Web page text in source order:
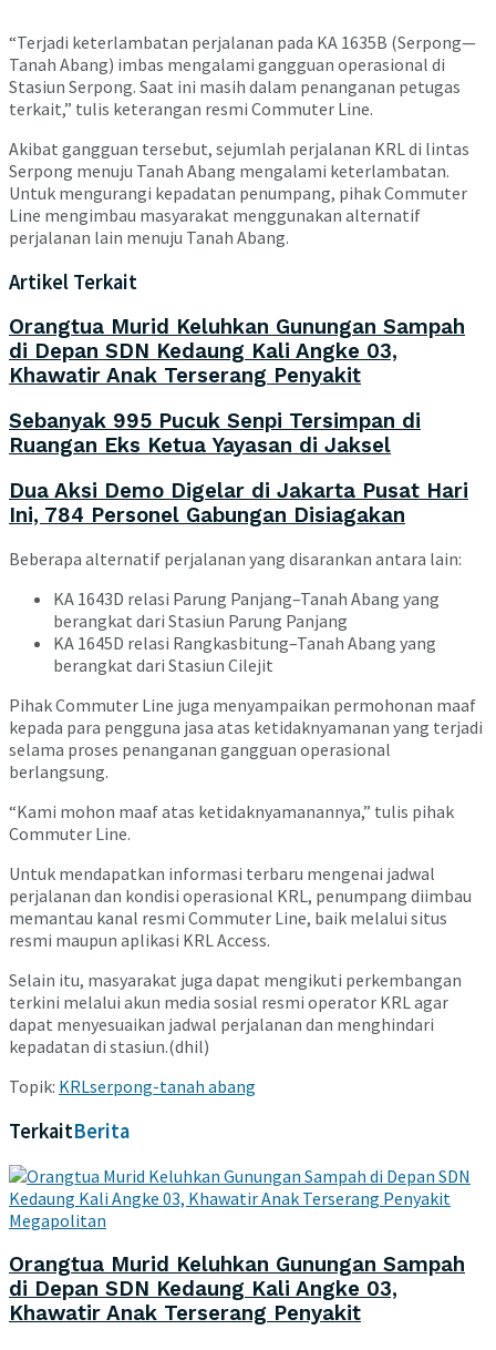
“Terjadi keterlambatan perjalanan pada KA 1635B (Serpong—
Tanah Abang) imbas mengalami gangguan operasional di
Stasiun Serpong. Saat ini masih dalam penanganan petugas
terkait,” tulis keterangan resmi Commuter Line.
Akibat gangguan tersebut, sejumlah perjalanan KRL di lintas
Serpong menuju Tanah Abang mengalami keterlambatan.
Untuk mengurangi kepadatan penumpang, pihak Commuter
Line mengimbau masyarakat menggunakan alternatif
perjalanan lain menuju Tanah Abang.
Artikel Terkait
Orangtua Murid Keluhkan Gunungan Sampah
di Depan SDN Kedaung Kali Angke 03,
Khawatir Anak Terserang Penyakit
Sebanyak 995 Pucuk Senpi Tersimpan di
Ruangan Eks Ketua Yayasan di Jaksel
Dua Aksi Demo Digelar di Jakarta Pusat Hari
Ini, 784 Personel Gabungan Disiagakan
Beberapa alternatif perjalanan yang disarankan antara lain:
KA 1643D relasi Parung Panjang–Tanah Abang yang
berangkat dari Stasiun Parung Panjang
KA 1645D relasi Rangkasbitung–Tanah Abang yang
berangkat dari Stasiun Cilejit
Pihak Commuter Line juga menyampaikan permohonan maaf
kepada para pengguna jasa atas ketidaknyamanan yang terjadi
selama proses penanganan gangguan operasional
berlangsung.
“Kami mohon maaf atas ketidaknyamanannya,” tulis pihak
Commuter Line.
Untuk mendapatkan informasi terbaru mengenai jadwal
perjalanan dan kondisi operasional KRL, penumpang diimbau
memantau kanal resmi Commuter Line, baik melalui situs
resmi maupun aplikasi KRL Access.
Selain itu, masyarakat juga dapat mengikuti perkembangan
terkini melalui akun media sosial resmi operator KRL agar
dapat menyesuaikan jadwal perjalanan dan menghindari
kepadatan di stasiun.(dhil)
Topik: KRLserpong-tanah abang
TerkaitBerita
Megapolitan
Orangtua Murid Keluhkan Gunungan Sampah
di Depan SDN Kedaung Kali Angke 03,
Khawatir Anak Terserang Penyakit